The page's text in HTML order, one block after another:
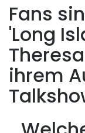
Fans
'Long
ihrem